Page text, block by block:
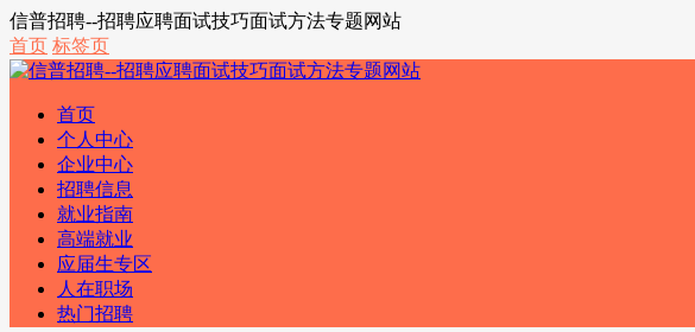
信普招聘--招聘应聘面试技巧面试方法专题网站
首页 标签页
首页
个人中心
企业中心
招聘信息
就业指南
高端就业
应届生专区
人在职场
热门招聘